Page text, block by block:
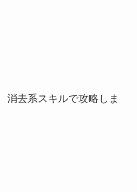
消去系スキルで攻略しま